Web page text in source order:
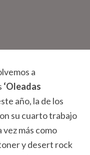
a
‘Oleadas
año, la de los
su cuarto trabajo
vez más como
y desert rock